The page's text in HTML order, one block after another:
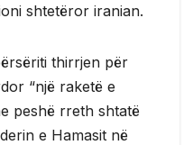
shtetëror iranian.
thirrjen për
“një raketë e
peshë rreth shtatë
e Hamasit në